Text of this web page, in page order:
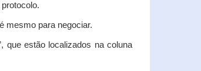
mesmo para negociar.
que estão localizados na coluna